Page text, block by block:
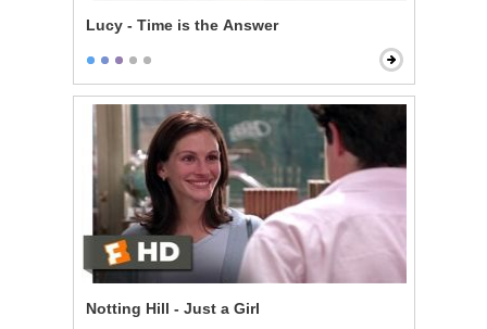
Lucy - Time is the Answer
Notting Hill - Just a Girl